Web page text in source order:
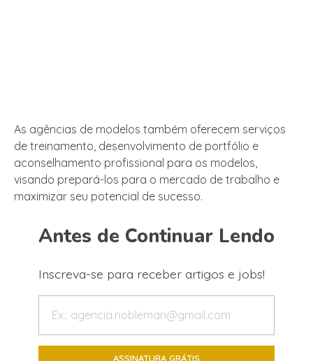
As agências de modelos também oferecem serviços
de treinamento, desenvolvimento de portfólio e
aconselhamento profissional para os modelos,
visando prepará-los para o mercado de trabalho e
maximizar seu potencial de sucesso.
Antes de Continuar Lendo
Inscreva-se para receber artigos e jobs!